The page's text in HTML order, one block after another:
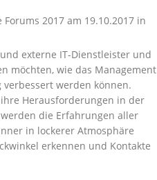
2017 am 19.10.2017 in
externe IT-Dienstleister und
möchten, wie das Management
werden können.
Herausforderungen in der
die Erfahrungen aller
in lockerer Atmosphäre
erkennen und Kontakte